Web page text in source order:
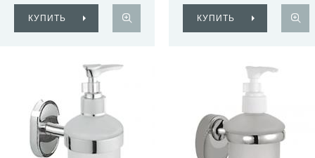
КУПИТЬ КУПИТЬ